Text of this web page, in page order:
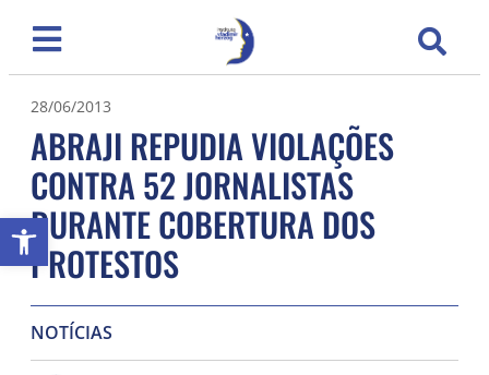
Abrir a barra de ferramentas
28/06/2013
ABRAJI REPUDIA VIOLAÇÕES
CONTRA 52 JORNALISTAS
DURANTE COBERTURA DOS
PROTESTOS
NOTÍCIAS